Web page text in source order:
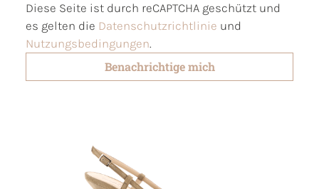
Diese Seite ist durch reCAPTCHA geschützt und
es gelten die Datenschutzrichtlinie und
Nutzungsbedingungen.
Benachrichtige mich